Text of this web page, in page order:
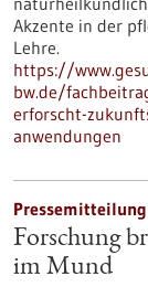
Akzente in der
Lehre.
https://
bw.de/
erforscht-
anwendungen
Pressemitteilung
Forschung
im Mund